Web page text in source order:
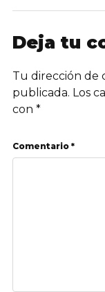
Deja tu
Tu dirección de
publicada. Los
con *
Comentario *